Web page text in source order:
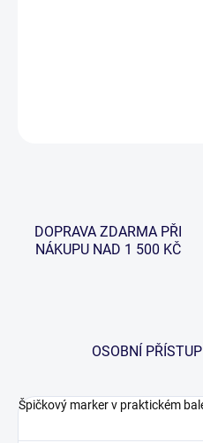
DOPRAVA ZDARMA PŘI
NÁKUPU NAD 1 500 KČ
OSOBNÍ
Špičkový marker v praktickém